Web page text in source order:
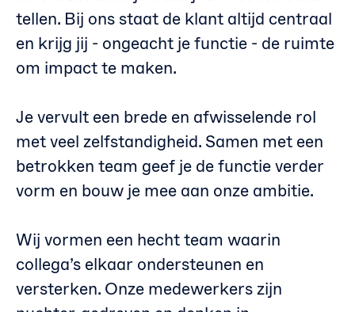
tellen. Bij ons staat de klant altijd centraal
en krijg jij - ongeacht je functie - de ruimte
om impact te maken.
Je vervult een brede en afwisselende rol
met veel zelfstandigheid. Samen met een
betrokken team geef je de functie verder
vorm en bouw je mee aan onze ambitie.
Wij vormen een hecht team waarin
collega’s elkaar ondersteunen en
versterken. Onze medewerkers zijn